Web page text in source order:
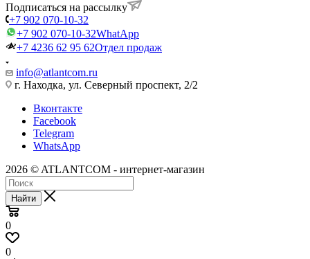
Подписаться на рассылку
+7 902 070-10-32
+7 902 070-10-32WhatApp
+7 4236 62 95 62Отдел продаж
info@atlantcom.ru
г. Находка, ул. Северный проспект, 2/2
Вконтакте
Facebook
Telegram
WhatsApp
2026 © ATLANTCOM - интернет-магазин
Найти
0
0